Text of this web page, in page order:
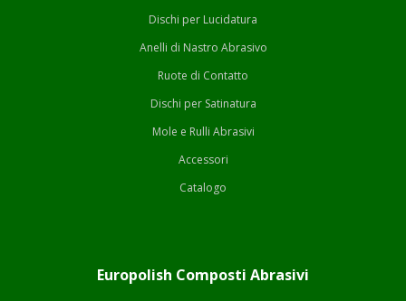
Dischi per Lucidatura
Anelli di Nastro Abrasivo
Ruote di Contatto
Dischi per Satinatura
Mole e Rulli Abrasivi
Accessori
Catalogo
Europolish Composti Abrasivi